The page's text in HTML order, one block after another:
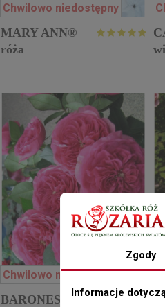
Chwilowo niedostępny
MARY ANN®
róża
Chwilowo niedostępny
BARONESSE® róża
Zgody
Informacje